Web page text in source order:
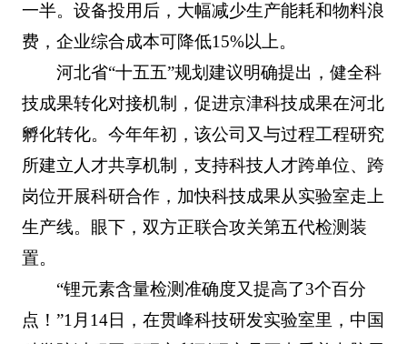
一半。设备投用后，大幅减少生产能耗和物料浪
费，企业综合成本可降低15%以上。
河北省“十五五”规划建议明确提出，健全科
技成果转化对接机制，促进京津科技成果在河北
孵化转化。今年年初，该公司又与过程工程研究
所建立人才共享机制，支持科技人才跨单位、跨
岗位开展科研合作，加快科技成果从实验室走上
生产线。眼下，双方正联合攻关第五代检测装
置。
“锂元素含量检测准确度又提高了3个百分
点！”1月14日，在贯峰科技研发实验室里，中国